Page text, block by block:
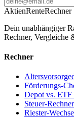
AktienRenteRechner
Dein unabhängiger
Rechner, Vergleiche
Rechner
Förderungs-
Depot vs. ETF
Steuer-Rechner
Riester-